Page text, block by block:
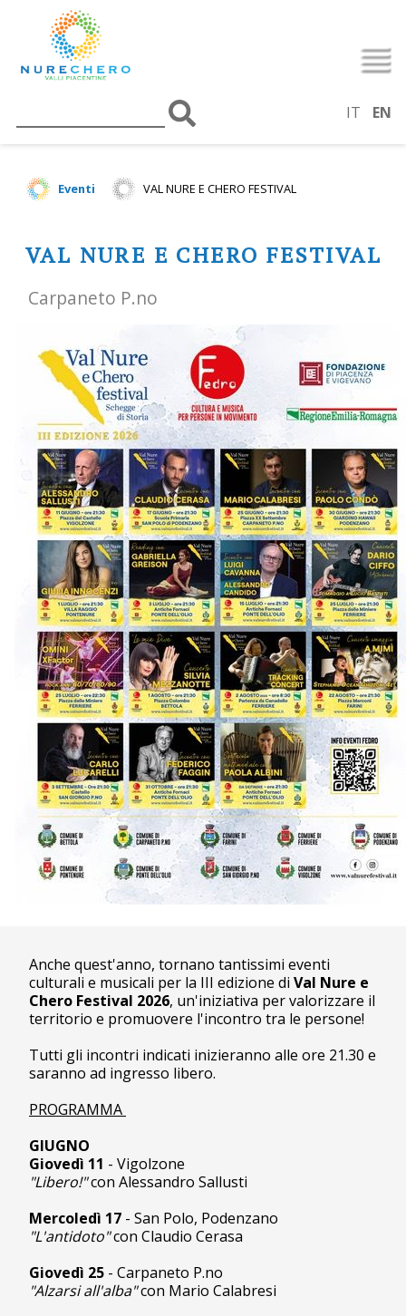
IT EN
Eventi VAL NURE E CHERO FESTIVAL
VAL NURE E CHERO FESTIVAL
Carpaneto P.no
Anche quest'anno, tornano tantissimi eventi
culturali e musicali per la III edizione di Val Nure e
Chero Festival 2026, un'iniziativa per valorizzare il
territorio e promuovere l'incontro tra le persone!
Tutti gli incontri indicati inizieranno alle ore 21.30 e
saranno ad ingresso libero.
PROGRAMMA
GIUGNO
Giovedì 11 - Vigolzone
"Libero!"con Alessandro Sallusti
Mercoledì 17 - San Polo, Podenzano
"L'antidoto"con Claudio Cerasa
Giovedì 25 - Carpaneto P.no
"Alzarsi all'alba"con Mario Calabresi